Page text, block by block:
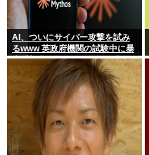
AI、ついにサイバー攻撃を試み
るwww 英政府機関の試験中に暴
走「架空人物になり承認要求」